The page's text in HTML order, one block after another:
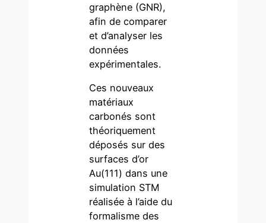
graphène (GNR),
afin de comparer
et d’analyser les
données
expérimentales.
Ces nouveaux
matériaux
carbonés sont
théoriquement
déposés sur des
surfaces d’or
Au(111) dans une
simulation STM
réalisée à l’aide du
formalisme des